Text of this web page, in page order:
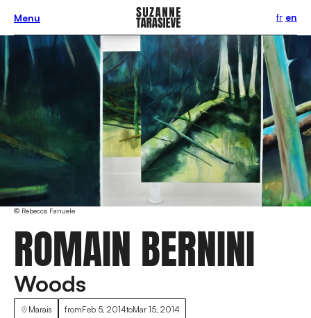
Menu fr en
ROMAIN BERNINI
Marais fromFeb 5, 2014toMar 15, 2014
Woods
© Rebecca Fanuele